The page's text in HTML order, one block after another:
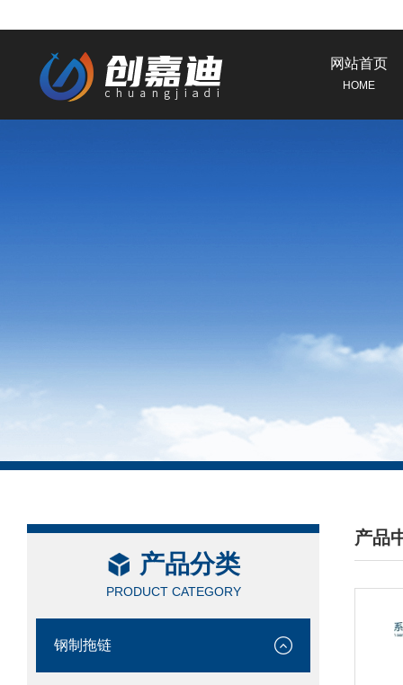
网站首页
HOME
产品分类
PRODUCT CATEGORY
钢制拖链
产品
/